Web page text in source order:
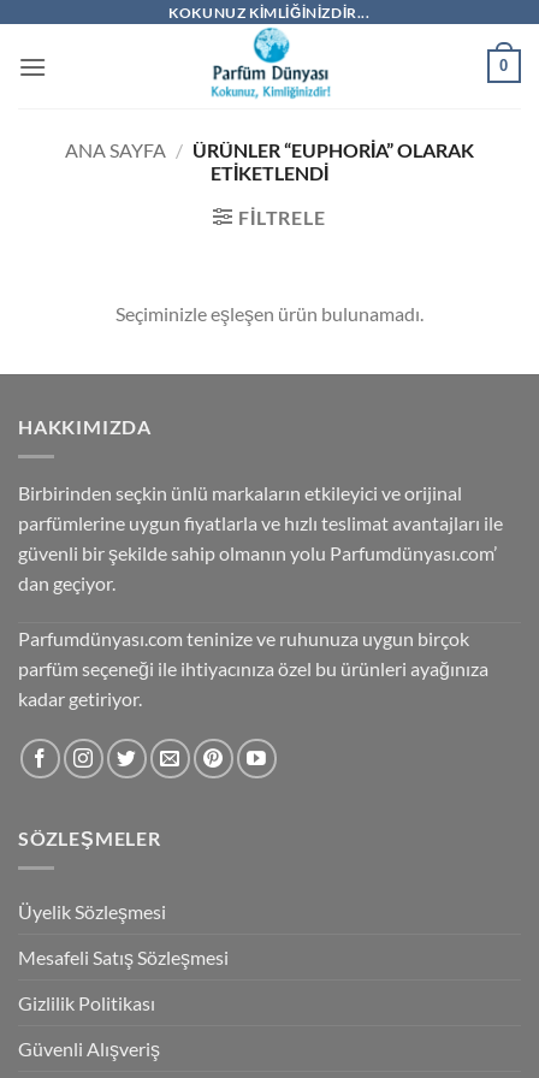
KOKUNUZ KIMLIĞINIZDIR...
0
ANA SAYFA / ÜRÜNLER “EUPHORIA” OLARAK
ETIKETLENDI
FILTRELE
Seçiminizle eşleşen ürün bulunamadı.
HAKKIMIZDA
Birbirinden seçkin ünlü markaların etkileyici ve orijinal
parfümlerine uygun fiyatlarla ve hızlı teslimat avantajları ile
güvenli bir şekilde sahip olmanın yolu Parfumdünyası.com’
dan geçiyor.
Parfumdünyası.com teninize ve ruhunuza uygun birçok
parfüm seçeneği ile ihtiyacınıza özel bu ürünleri ayağınıza
kadar getiriyor.
SÖZLEŞMELER
Üyelik Sözleşmesi
Mesafeli Satış Sözleşmesi
Gizlilik Politikası
Güvenli Alışveriş